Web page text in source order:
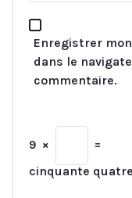
Enregistrer
dans le
commentaire.
9 ×
=
cinquante quatre